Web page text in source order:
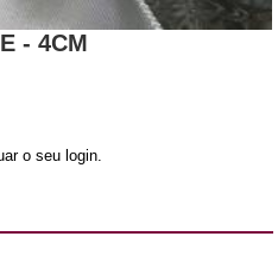
- 4CM
o seu login.